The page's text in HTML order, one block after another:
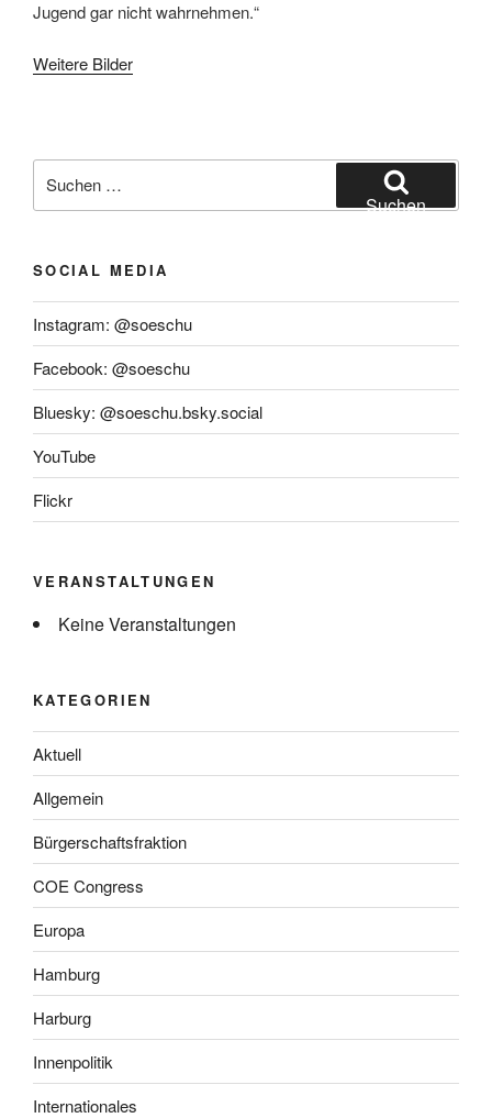
Jugend gar nicht wahrnehmen.“
Weitere Bilder
nach:
Suchen
SOCIAL MEDIA
Instagram: @soeschu
Facebook: @soeschu
Bluesky: @soeschu.bsky.social
YouTube
Flickr
VERANSTALTUNGEN
Keine Veranstaltungen
KATEGORIEN
Aktuell
Allgemein
Bürgerschaftsfraktion
COE Congress
Europa
Hamburg
Harburg
Innenpolitik
Internationales